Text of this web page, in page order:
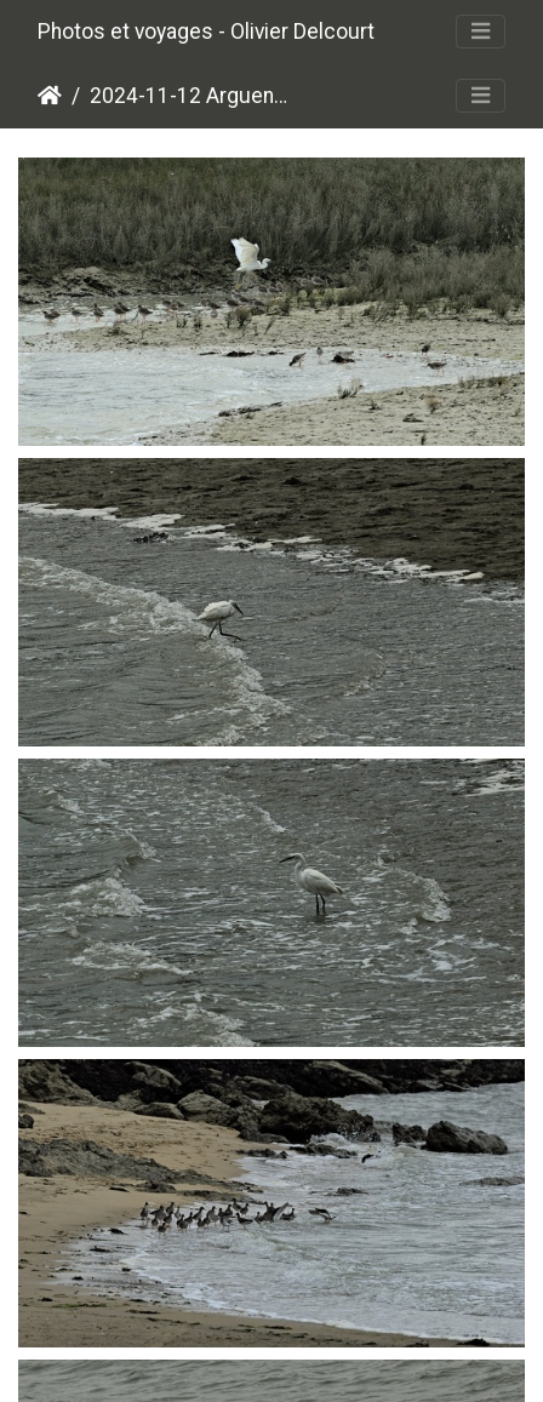
Photos et voyages - Olivier Delcourt
2024-11-12 Arguenon
P1014267
P1014269
P1014271
P1014273